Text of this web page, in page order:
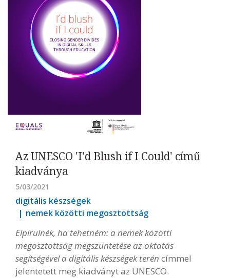
Az UNESCO 'I'd Blush if I Could' című
kiadványa
5/03/2021
digitális készségek
nemek közötti megosztottság
Elpirulnék, ha tehetném: a nemek közötti
megosztottság megszüntetése az oktatás
segítségével a digitális készségek terén címmel
jelentetett meg kiadványt az UNESCO.